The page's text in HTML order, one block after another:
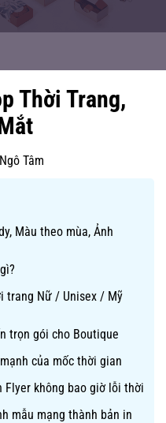
Thời Trang,
Tâm
Màu theo mùa, Ảnh
trang Nữ / Unisex / Mỹ
trọn gói cho Boutique
của mốc thời gian
Flyer không bao giờ lỗi thời
mẫu mạng thành bản in